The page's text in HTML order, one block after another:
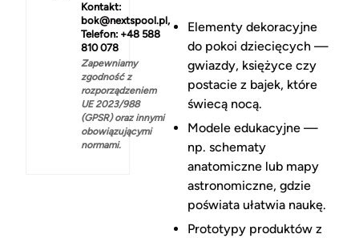
Kontakt:
bok@nextspool.pl,
Telefon: +48 588
810 078
Zapewniamy
zgodność z
rozporządzeniem
UE 2023/988
(GPSR) oraz innymi
obowiązującymi
normami.
Elementy dekoracyjne
do pokoi dziecięcych —
gwiazdy, księżyce czy
postacie z bajek, które
świecą nocą.
Modele edukacyjne —
np. schematy
anatomiczne lub mapy
astronomiczne, gdzie
poświata ułatwia naukę.
Prototypy produktów z